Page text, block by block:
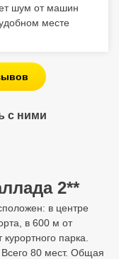
шум от машин
месте
с ними
2**
в центре
в 600 м от
парка.
Всего 80 мест. Общая